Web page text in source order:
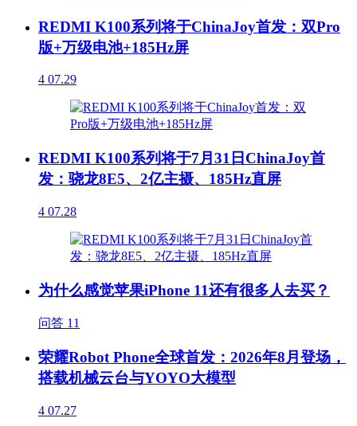
REDMI K100系列将于ChinaJoy首发：双Pro
版+万级电池+185Hz屏
4 07.29
REDMI K100系列将于7月31日ChinaJoy首
发：骁龙8E5、2亿主摄、185Hz直屏
4 07.28
为什么感觉苹果iPhone 11还有很多人去买？
问答 11
荣耀Robot Phone全球首发：2026年8月登场，
搭载机械云台与YOYO大模型
4 07.27